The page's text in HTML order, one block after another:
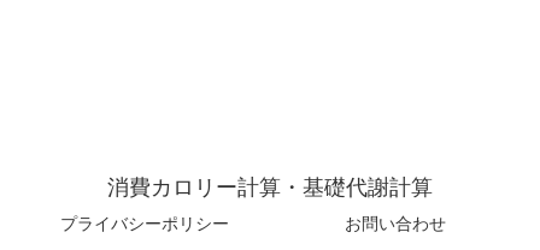
消費カロリー計算・基礎代謝計算
プライバシーポリシー お問い合わせ